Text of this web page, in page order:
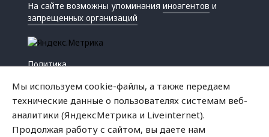
На сайте возможны упоминанияиноагентов и
запрещенных организаций
Политика
Мы используем cookie-файлы, а также передаем
технические данные о пользователях системам веб-
аналитики (ЯндексМетрика и Liveinternet).
Продолжая работу с сайтом, вы даете нам